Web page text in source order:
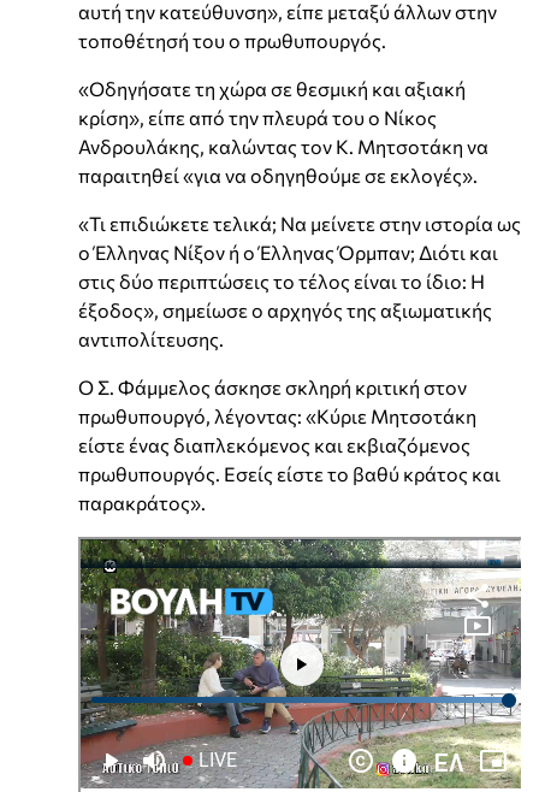
αυτή την κατεύθυνση», είπε μεταξύ άλλων στην
τοποθέτησή του ο πρωθυπουργός.
«Οδηγήσατε τη χώρα σε θεσμική και αξιακή
κρίση», είπε από την πλευρά του ο Νίκος
Ανδρουλάκης, καλώντας τον Κ. Μητσοτάκη να
παραιτηθεί «για να οδηγηθούμε σε εκλογές».
«Τι επιδιώκετε τελικά; Να μείνετε στην ιστορία ως
ο Έλληνας Νίξον ή ο Έλληνας Όρμπαν; Διότι και
στις δύο περιπτώσεις το τέλος είναι το ίδιο: Η
έξοδος», σημείωσε ο αρχηγός της αξιωματικής
αντιπολίτευσης.
Ο Σ. Φάμμελος άσκησε σκληρή κριτική στον
πρωθυπουργό, λέγοντας: «Κύριε Μητσοτάκη
είστε ένας διαπλεκόμενος και εκβιαζόμενος
πρωθυπουργός. Eσείς είστε το βαθύ κράτος και
παρακράτος».